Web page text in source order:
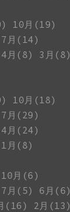
10月(19)
7月(14)
4月(8)
3月(8)
10月(18)
7月(29)
4月(24)
1月(8)
10月(6)
7月(5)
6月(6)
(16)
2月(13)